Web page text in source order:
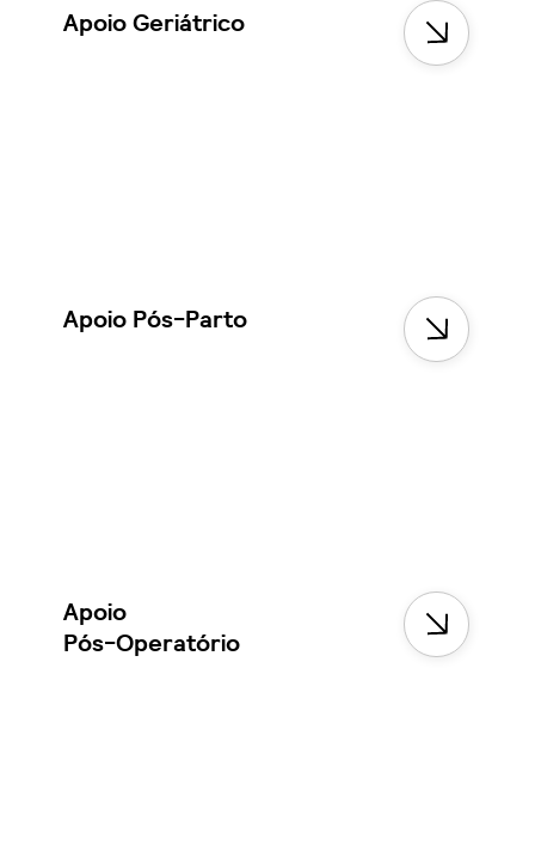
Apoio Geriátrico
Apoio Pós-Parto
Apoio
Pós-Operatório